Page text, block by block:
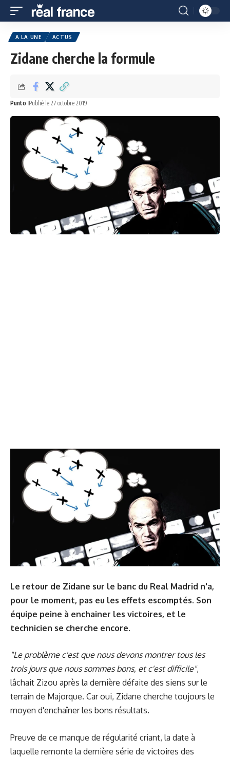
A LA UNE ACTUS
Zidane cherche la formule
Punto Publié le 27 octobre 2019
Le retour de Zidane sur le banc du Real Madrid n'a,
pour le moment, pas eu les effets escomptés. Son
équipe peine à enchainer les victoires, et le
technicien se cherche encore.
"Le problème c'est que nous devons montrer tous les
trois jours que nous sommes bons, et c'est difficile",
lâchait Zizou après la dernière défaite des siens sur le
terrain de Majorque. Car oui, Zidane cherche toujours le
moyen d'enchaîner les bons résultats.
Preuve de ce manque de régularité criant, la date à
laquelle remonte la dernière série de victoires des